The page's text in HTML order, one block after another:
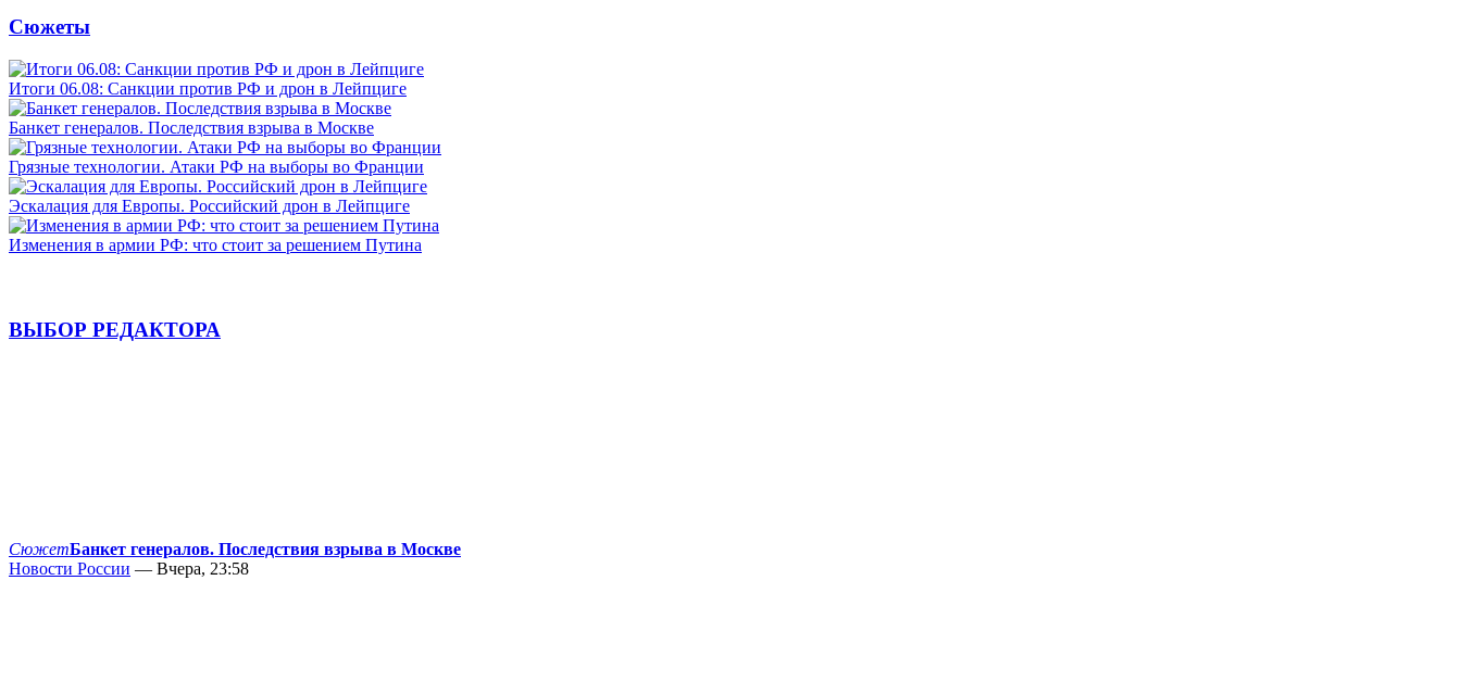
Сюжеты
Итоги 06.08: Санкции против РФ и дрон в Лейпциге
Банкет генералов. Последствия взрыва в Москве
Грязные технологии. Атаки РФ на выборы во Франции
Эскалация для Европы. Российский дрон в Лейпциге
Изменения в армии РФ: что стоит за решением Путина
ВЫБОР РЕДАКТОРА
СюжетБанкет генералов. Последствия взрыва в Москве
Новости России — Вчера, 23:58